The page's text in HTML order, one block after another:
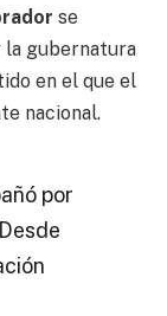
se
la gubernatura
en el que el
nacional.
por